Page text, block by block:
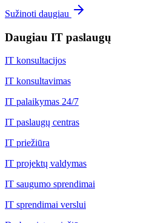
Sužinoti daugiau
Daugiau IT paslaugų
IT konsultacijos
IT konsultavimas
IT palaikymas 24/7
IT paslaugų centras
IT priežiūra
IT projektų valdymas
IT saugumo sprendimai
IT sprendimai verslui